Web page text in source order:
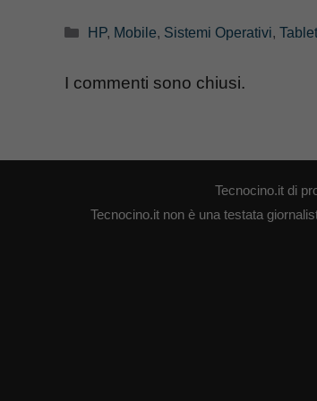
Categorie
HP, Mobile, Sistemi Operativi, Tablet
I commenti sono chiusi.
Tecnocino.it di
Tecnocino.it non è una testata